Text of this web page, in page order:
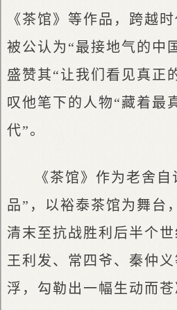
《茶馆》等作品，跨越
被公认为“最接地气的中
盛赞其“让我们看见真正
叹他笔下的人物“藏着最
代”。
《茶馆》作为老舍
品”，以裕泰茶馆为舞台
清末至抗战胜利后半个
王利发、常四爷、秦仲
浮，勾勒出一幅生动而苍